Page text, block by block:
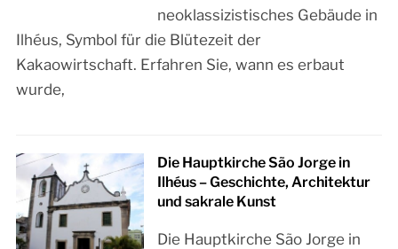
neoklassizistisches Gebäude in
Ilhéus, Symbol für die Blütezeit der
Kakaowirtschaft. Erfahren Sie, wann es erbaut
wurde,
Die Hauptkirche São Jorge in
Ilhéus – Geschichte, Architektur
und sakrale Kunst
Die Hauptkirche São Jorge in